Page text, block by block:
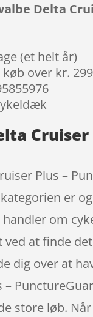
Delta
(et helt år)
køb over kr. 299
Plus –
er
om
at finde
dig over at
–
store løb.